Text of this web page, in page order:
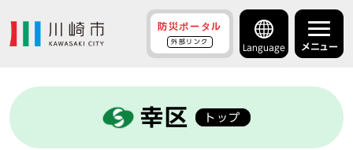
防災ポータル
外部リンク
Language メニュー
幸区 トップ